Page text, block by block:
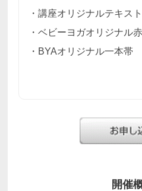
・講座オリジナルテキスト
・ベビーヨガオリジナル
・BYAオリジナル一本帯
開催